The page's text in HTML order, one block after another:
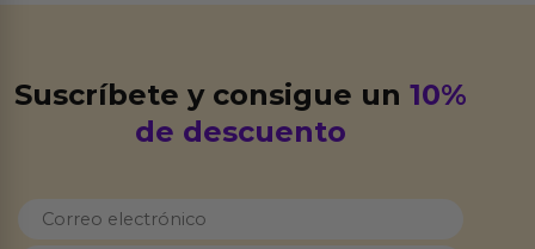
Suscríbete y consigue un10%
de descuento